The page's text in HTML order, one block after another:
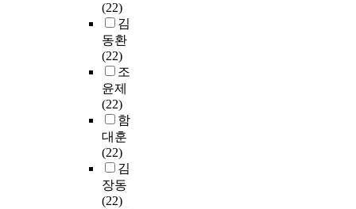
(22)
김
동환
(22)
조
윤제
(22)
함
대훈
(22)
김
장동
(22)